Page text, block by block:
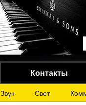
Контакты
Звук Свет